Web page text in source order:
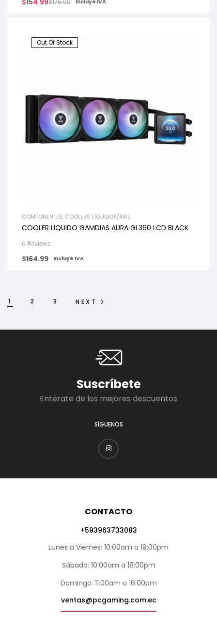
$175.00
$154.99 Incluye IVA
Out Of Stock
COMPONENTES, COOLERS LÍQUIDOS/AIRE
COOLER LIQUIDO GAMDIAS AURA GL360 LCD BLACK
0 Reviews
$164.99 Incluye IVA
1 2 3 NEXT
Suscríbete
Entérate de los mejores descuentos
SÍGUENOS
CONTACTO
+593963733083
Lunes a Viernes: 10:00am a 19:00pm
Sábado: 10:00am a 18:00pm
Domingo: 11:00am a 16:00pm
ventas@pcgaming.com.ec